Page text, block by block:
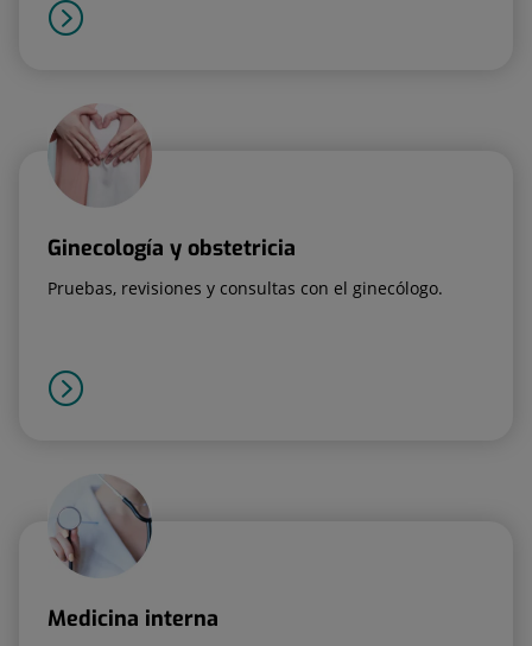
Ginecología y obstetricia
Pruebas, revisiones y consultas con el ginecólogo.
Medicina interna